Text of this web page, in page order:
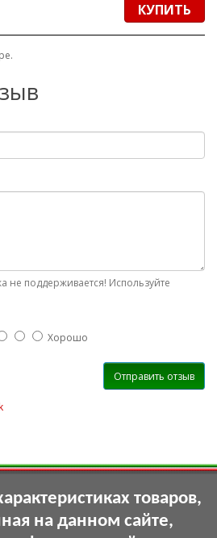
КУПИТЬ
не поддерживается! Используйте
Хорошо
Отправить отзыв
товаров,
на данном сайте,